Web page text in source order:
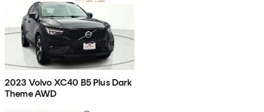
2023 Volvo XC40 B5 Plus Dark
Theme AWD